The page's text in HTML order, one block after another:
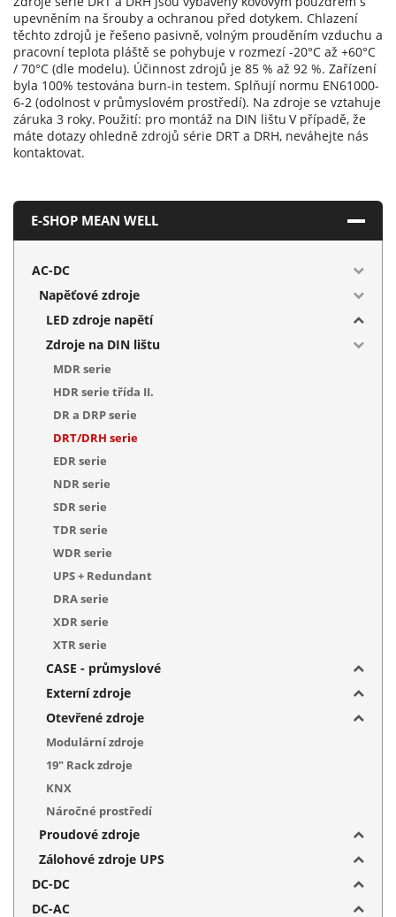
upevněním na šrouby a ochranou před dotykem. Chlazení
těchto zdrojů je řešeno pasivně, volným prouděním vzduchu a
pracovní teplota pláště se pohybuje v rozmezí -20°C až +60°C
/ 70°C (dle modelu). Účinnost zdrojů je 85 % až 92 %. Zařízení
byla 100% testována burn-in testem. Splňují normu EN61000-
6-2 (odolnost v průmyslovém prostředí). Na zdroje se vztahuje
záruka 3 roky. Použití: pro montáž na DIN lištu V případě, že
máte dotazy ohledně zdrojů série DRT a DRH, neváhejte nás
kontaktovat.
E-SHOP MEAN WELL
AC-DC
Napěťové zdroje
LED zdroje napětí
Zdroje na DIN lištu
MDR serie
HDR serie třída II.
DR a DRP serie
DRT/DRH serie
EDR serie
NDR serie
SDR serie
TDR serie
WDR serie
UPS + Redundant
DRA serie
XDR serie
XTR serie
CASE - průmyslové
Externí zdroje
Otevřené zdroje
Modulární zdroje
19" Rack zdroje
KNX
Náročné prostředí
Proudové zdroje
Zálohové zdroje UPS
DC-DC
DC-AC